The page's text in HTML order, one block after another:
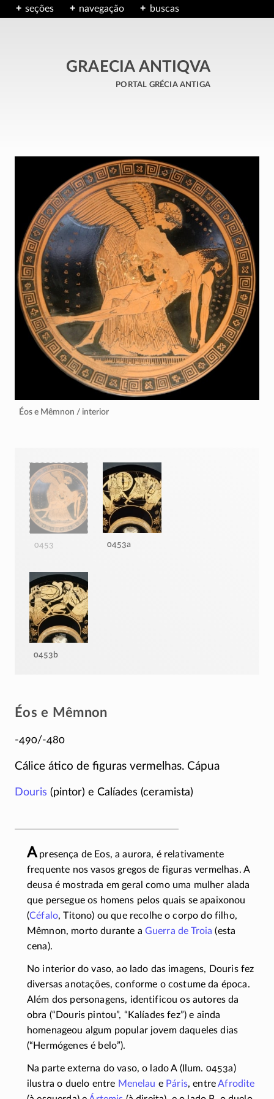
seções navegação buscas
GRAECIA ANTIQVA
portal grécia antiga
Éos e Mêmnon / interior
0453 0453a
0453b
Éos e Mêmnon
-490/-480
Cálice ático de figuras vermelhas. Cápua
Douris (pintor) e Calíades (ceramista)
Apresença de Eos, a aurora, é relativamente
frequente nos vasos gregos de figuras vermelhas. A
deusa é mostrada em geral como uma mulher alada
que persegue os homens pelos quais se apaixonou
(Céfalo, Titono) ou que recolhe o corpo do filho,
Mêmnon, morto durante a Guerra de Troia (esta
cena).
No interior do vaso, ao lado das imagens, Douris fez
diversas anotações, conforme o costume da época.
Além dos personagens, identificou os autores da
obra (“Douris pintou”, “Kalíades fez”) e ainda
homenageou algum popular jovem daqueles dias
(“Hermógenes é belo”).
Na parte externa do vaso, o lado A (Ilum. 0453a)
ilustra o duelo entre Menelau e Páris, entreAfrodite